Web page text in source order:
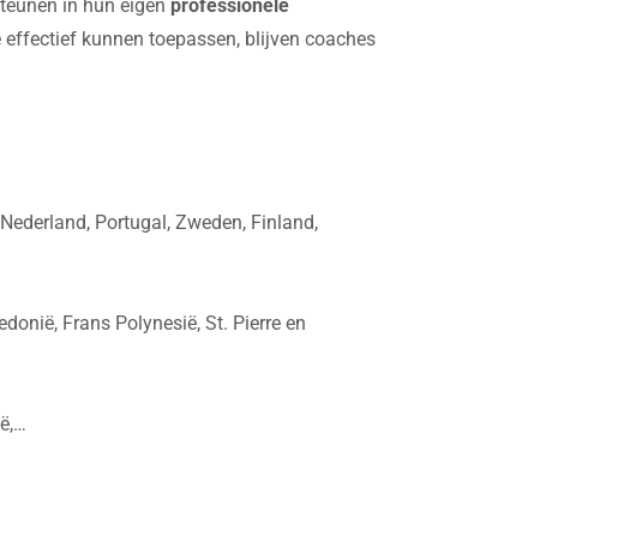
in hun eigen professionele
kunnen toepassen, blijven coaches
Portugal, Zweden, Finland,
Frans Polynesië, St. Pierre en